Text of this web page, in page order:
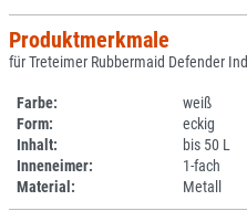
Produktmerkmale
für Treteimer Rubbermaid Defender
Farbe:
weiß
Form:
eckig
Inhalt:
bis 50 L
Inneneimer:
1-fach
Material:
Metall